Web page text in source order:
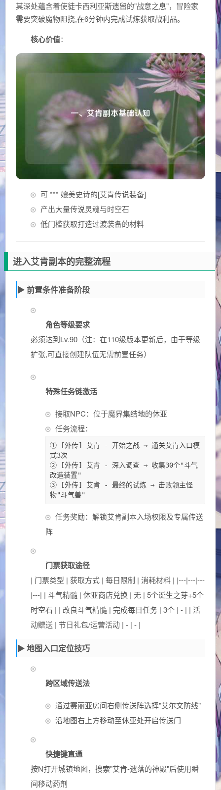
其深处蕴含着使徒卡西利亚斯遗留的"战意之息"，冒险家
需要突破魔物阻挠,在6分钟内完成试炼获取战利品。
核心价值：
可 *** 媲美史诗的[艾肯传说装备]
产出大量传说灵魂与时空石
低门槛获取打造过渡装备的材料
进入艾肯副本的完整流程
▶ 前置条件准备阶段
角色等级要求
必须达到Lv.90（注：在110级版本更新后，由于等级
扩张,可直接创建队伍无需前置任务）
特殊任务链激活
接取NPC：位于魔界集结地的休亚
任务流程：
① [外传] 艾肯 - 开始之战 → 通关艾肯入口模
式3次
② [外传] 艾肯 - 深入调查 → 收集30个"斗气
改造装置"
③ [外传] 艾肯 - 最终的试炼 → 击败领主怪
物"斗气兽"
任务奖励：解锁艾肯副本入场权限及专属传送
阵
门票获取途径
| 门票类型 | 获取方式 | 每日限制 | 消耗材料 | |---|---|---
|---| | 斗气精髓 | 休亚商店兑换 | 无 | 5个诞生之芽+5个
时空石 | | 改良斗气精髓 | 完成每日任务 | 3个 | - | | 活
动赠送 | 节日礼包/运营活动 | - | - |
▶ 地图入口定位技巧
跨区域传送法
通过赛丽亚房间右侧传送阵选择"艾尔文防线"
沿地图右上方移动至休亚处开启传送门
快捷键直通
按N打开城镇地图，搜索"艾肯-遗落的神殿"后使用瞬
间移动药剂